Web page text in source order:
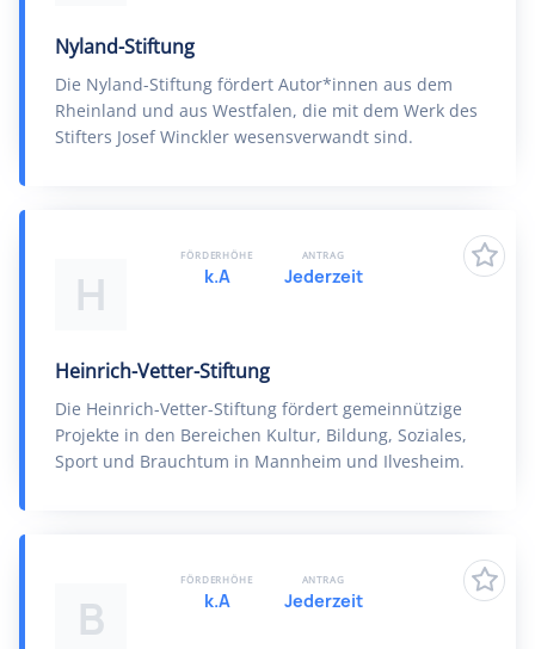
Nyland-Stiftung
Die Nyland-Stiftung fördert Autor*innen aus dem
Rheinland und aus Westfalen, die mit dem Werk des
Stifters Josef Winckler wesensverwandt sind.
H
Heinrich-Vetter-Stiftung
Die Heinrich-Vetter-Stiftung fördert gemeinnützige
Projekte in den Bereichen Kultur, Bildung, Soziales,
Sport und Brauchtum in Mannheim und Ilvesheim.
FÖRDERHÖHE
k.A
ANTRAG
Jederzeit
B
FÖRDERHÖHE
k.A
ANTRAG
Jederzeit